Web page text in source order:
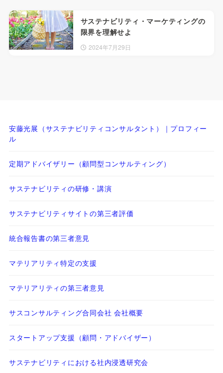
サステナビリティ・マーケティングの
限界を理解せよ
2024年7月29日
安藤光展（サステナビリティコンサルタント）｜プロフィー
ル
定期アドバイザリー（顧問型コンサルティング）
サステナビリティの研修・講演
サステナビリティサイトの第三者評価
統合報告書の第三者意見
マテリアリティ特定の支援
マテリアリティの第三者意見
サスコンサルティング合同会社 会社概要
スタートアップ支援（顧問・アドバイザー）
サステナビリティにおける社内浸透研究会